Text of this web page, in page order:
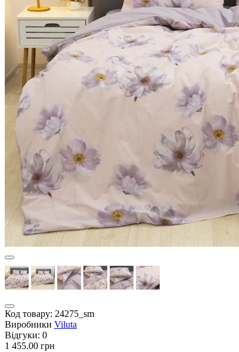
Код товару: 24275_sm
Виробники Viluta
Відгуки: 0
1 455.00 грн